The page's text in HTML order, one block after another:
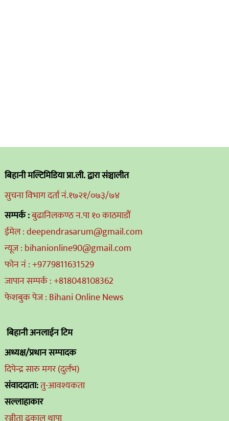
बिहानी मल्टिमिडिया प्रा.ली. द्वारा संञ्चालीत
सुचना विभाग दर्ता नं.१७२१/०७३/७४
सम्पर्क :बुढानिलकण्ठ न.पा १० काठमाडौं
ईमेल : deependrasarum@gmail.com
न्यूज : bihanionline90@gmail.com
फोन नं : +9779811631529
जापान सम्पर्क : +818048108362
फेशबुक पेज : Bihani Online News
बिहानी अनलाईन टिम
अध्यक्ष/प्रधान सम्पादक
दिपेन्द्र सारु मगर (दुर्लभ)
संवाददाता:तु-आवश्यकता
सल्लाहाकार